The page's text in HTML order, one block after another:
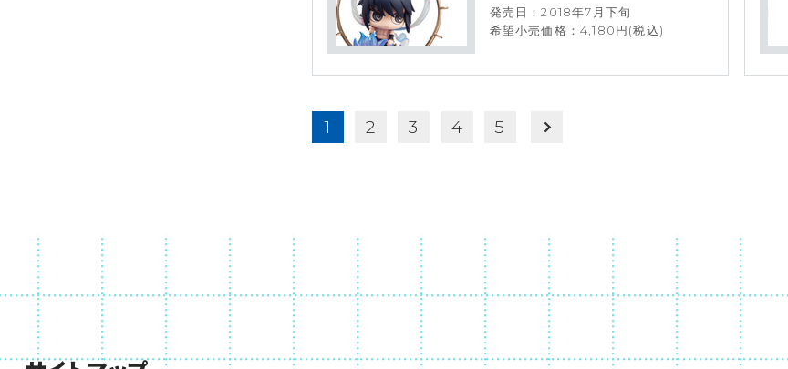
発売日：2018年7月下旬
希望小売価格：4,180円(税込)
1 2 3 4 5